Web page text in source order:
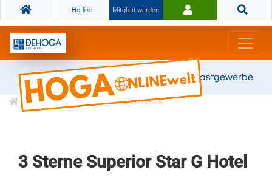
Hotline Mitglied werden
Gemeinsam stark für das Gastgewerbe
Informationen Branchen News
3 Sterne Superior Star G Hotel